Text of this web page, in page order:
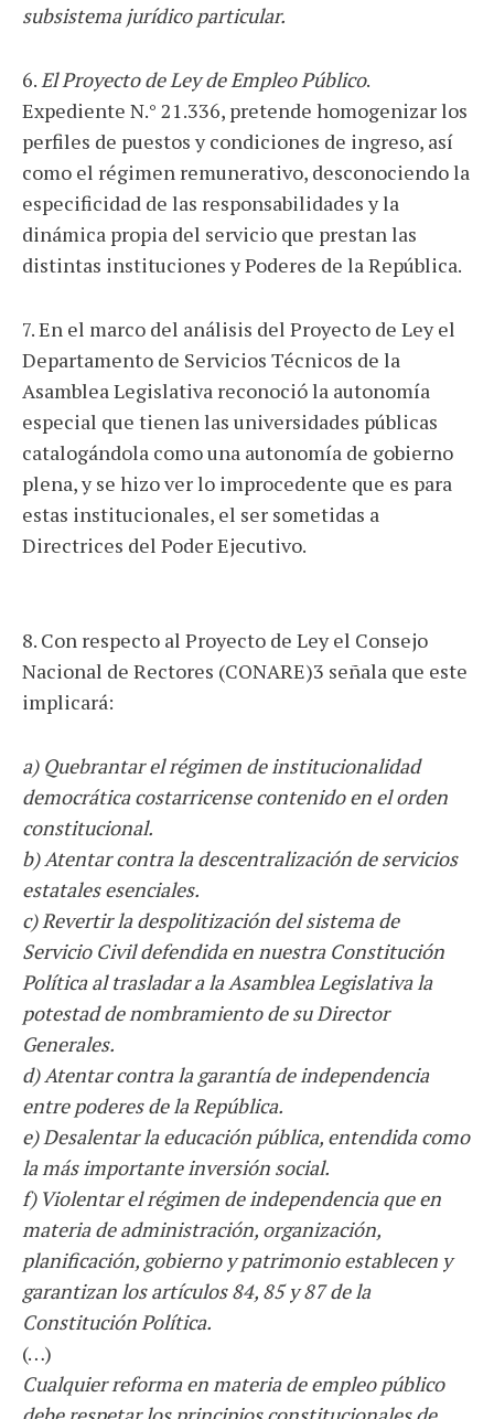
subsistema jurídico particular.
6. El Proyecto de Ley de Empleo Público.
Expediente N.° 21.336, pretende homogenizar los
perfiles de puestos y condiciones de ingreso, así
como el régimen remunerativo, desconociendo la
especificidad de las responsabilidades y la
dinámica propia del servicio que prestan las
distintas instituciones y Poderes de la República.
7. En el marco del análisis del Proyecto de Ley el
Departamento de Servicios Técnicos de la
Asamblea Legislativa reconoció la autonomía
especial que tienen las universidades públicas
catalogándola como una autonomía de gobierno
plena, y se hizo ver lo improcedente que es para
estas institucionales, el ser sometidas a
Directrices del Poder Ejecutivo.
8. Con respecto al Proyecto de Ley el Consejo
Nacional de Rectores (CONARE)3 señala que este
implicará:
a) Quebrantar el régimen de institucionalidad
democrática costarricense contenido en el orden
constitucional.
b) Atentar contra la descentralización de servicios
estatales esenciales.
c) Revertir la despolitización del sistema de
Servicio Civil defendida en nuestra Constitución
Política al trasladar a la Asamblea Legislativa la
potestad de nombramiento de su Director
Generales.
d) Atentar contra la garantía de independencia
entre poderes de la República.
e) Desalentar la educación pública, entendida como
la más importante inversión social.
f) Violentar el régimen de independencia que en
materia de administración, organización,
planificación, gobierno y patrimonio establecen y
garantizan los artículos 84, 85 y 87 de la
Constitución Política.
(…)
Cualquier reforma en materia de empleo público